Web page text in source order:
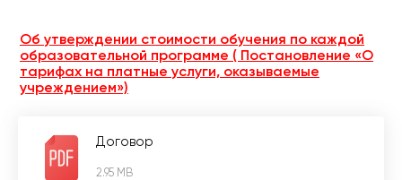
Об утверждении стоимости обучения по каждой
образовательной программе ( Постановление «О
тарифах на платные услуги, оказываемые
учреждением»)
Договор
2.95 MB